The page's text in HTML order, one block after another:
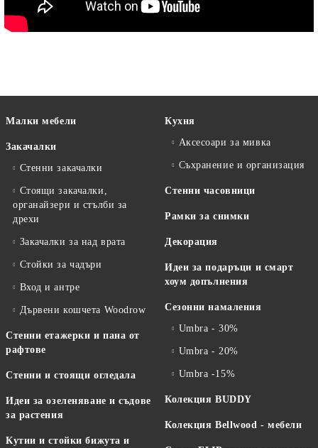
Малки мебели
Закачалки
Стенни закачалки
Стоящи закачалки,
органайзери и стълби за
дрехи
Закачалки за над врата
Стойки за чадъри
Вход и антре
Дървени кошчета Woodrow
Стенни етажерки и пана от
рафтове
Стенни и стоящи огледала
Идеи за озеленяване и съдове
за растения
Кутии и стойки бижута и
Кухня
Аксесоари за мивка
Съхранение и организация
Стенни часовници
Рамки за снимки
Декорация
Идеи за подаръци и смарт
хоум допълнения
Сезонни намаления
Umbra - 30%
Umbra - 20%
Umbra -15%
Колекция BUDDY
Колекция Bellwood - мебели